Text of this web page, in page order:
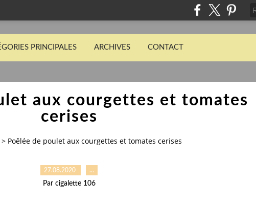
PRINCIPALES ARCHIVES CONTACT
aux courgettes et tomates
cerises
> Poêlée de poulet aux courgettes et tomates cerises
27.08.2020 …
Par cigalette 106